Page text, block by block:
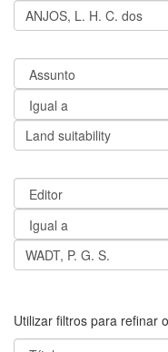
Utilizar filtros para refinar